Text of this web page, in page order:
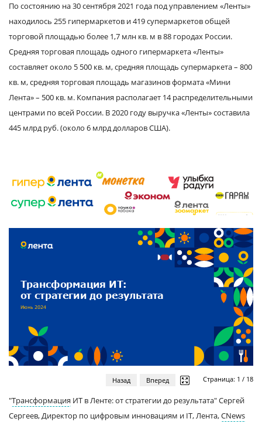
По состоянию на 30 сентября 2021 года под управлением «Ленты»
находилось 255 гипермаркетов и 419 супермаркетов общей
торговой площадью более 1,7 млн кв. м в 88 городах России.
Средняя торговая площадь одного гипермаркета «Ленты»
составляет около 5 500 кв. м, средняя площадь супермаркета – 800
кв. м, средняя торговая площадь магазинов формата «Мини
Лента» – 500 кв. м. Компания располагает 14 распределительными
центрами по всей России. В 2020 году выручка «Ленты» составила
445 млрд руб. (около 6 млрд долларов США).
Назад Вперед Страница: 1 / 18
"Трансформация ИТ в Ленте: от стратегии до результата" Сергей
Сергеев, Директор по цифровым инновациям и IT, Лента,CNews